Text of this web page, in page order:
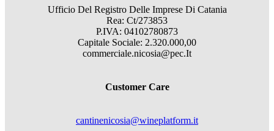
Ufficio Del Registro Delle Imprese Di Catania
Rea: Ct/273853
P.IVA: 04102780873
Capitale Sociale: 2.320.000,00
commerciale.nicosia@pec.It
Customer Care
cantinenicosia@wineplatform.it